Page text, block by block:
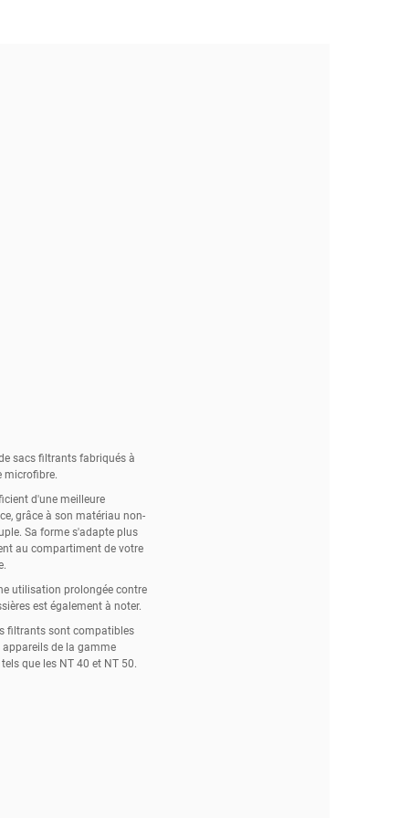
sacs filtrants fabriqués à
microfibre.
d'une meilleure
grâce à son matériau non-
Sa forme s'adapte plus
au compartiment de votre
utilisation prolongée contre
est également à noter.
filtrants sont compatibles
appareils de la gamme
que les NT 40 et NT 50.